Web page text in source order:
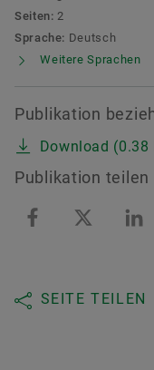
Seiten: 2
Sprache: Deutsch
Weitere Sprachen
Publikation
Download (0.38
Publikation teilen
SEITE TEILEN